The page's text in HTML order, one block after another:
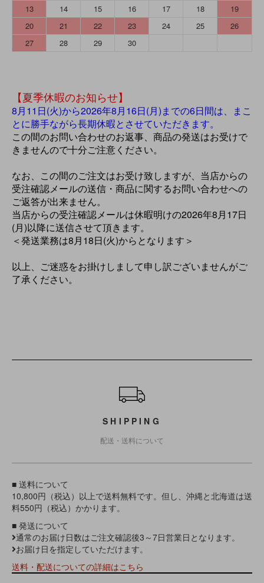
13
14 15 16 17 18
19
20
21 22 23 24 25
26
27
28 29 30
【夏季休暇のお知らせ】
8月11日(火)から2026年8月16日(月)までの6日間は、まこ
とに勝手ながら長期休暇とさせていただきます。
この間のお問い合わせのお返事、商品の発送はお受けで
きませんので十分ご注意ください。
なお、この間のご注文はお受け致しますが、当店からの
受注確認メールの送信・商品に関するお問い合わせへの
ご返答が出来ません。
当店からの受注確認メールは休暇明けの2026年8月17日
(月)以降に送信させて頂きます。
＜発送業務は8月18日(火)からとなります＞
以上、ご迷惑をお掛けしまして申し訳ございませんがご
了承ください。
ショッピングガイド
SHIPPING
配送・送料について
■ 送料について
10,800円（税込）以上で送料無料です。但し、沖縄と北海道は送
料550円（税込）かかります。
■ 発送について
通常のお届け日数はご注文確認後3～7日営業日となります。
お届け日を指定していただけます。
送料・配送についての詳細はこちら